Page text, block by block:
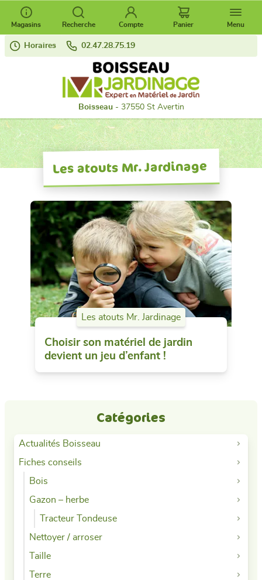
Horaires 02.47.28.75.19
Boisseau- 37550 St Avertin
Magasins Recherche Compte Panier Menu
Les atouts Mr. Jardinage
Les atouts Mr. Jardinage
Choisir son matériel de jardin
devient un jeu d’enfant !
Catégories
Actualités Boisseau
Fiches conseils
Bois
Gazon – herbe
Tracteur Tondeuse
Nettoyer / arroser
Taille
Terre